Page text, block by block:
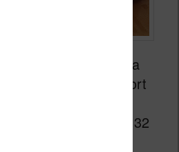
inférieure de la
marche / arrêt, un port
d’extension pour
maximale de 32